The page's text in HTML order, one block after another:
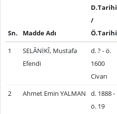
Sn. Madde Adı
D.Tarihi
/
Ö.Tarihi
1
SELÂNİKÎ, Mustafa
Efendi
d. ? - ö.
1600
Civarı
2 Ahmet Emin YALMAN
d. 1888 -
ö. 19